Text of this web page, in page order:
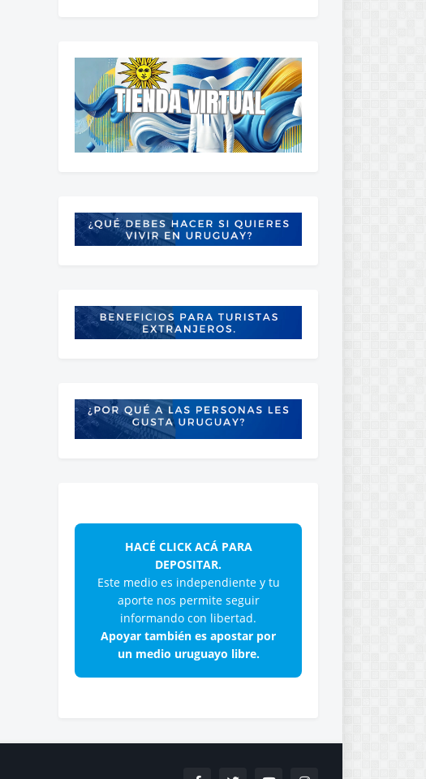
HACÉ CLICK ACÁ PARA
DEPOSITAR.
Este medio es independiente y tu
aporte nos permite seguir
informando con libertad.
Apoyar también es apostar por
un medio uruguayo libre.